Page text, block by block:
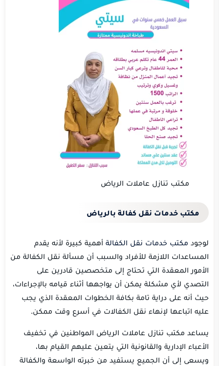
مكتب تنازل عاملات الرياض
مكتب خدمات نقل كفالة بالرياض
لوجود مكتب خدمات نقل الكفالة أهمية كبيرة لأنه يقدم
المساعدات اللازمة للأفراد والسبب أن مسألة نقل الكفالة من
الأمور المعقدة التي تحتاج إلى متخصصين قادرين على
التصدي لأي مشكلة يمكن أن يواجهها أثناء قيامه بالإجراءات،
حيث أنه على دراية تامة بكافة الخطوات المعقدة الذي يجب
عليه اتباعها لإنهاء نقل الكفالات في أسرع وقت ممكن.
يساعد مكتب تنازل عاملات الرياض المواطنين في تخفيف
الأعباء الإدارية والقانونية التي يتعين عليهم القيام بها،
ويسعى إلى أن الجميع يستفيد من خبرته الواسعة والكفالة